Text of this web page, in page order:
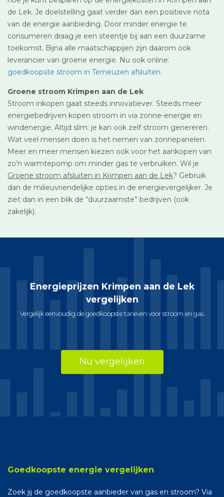
de Lek. Je doelstelling gaat verder dan een positieve nota
van de energie aanbieding. Door minder energie te
consumeren draag je een steentje bij aan een duurzame
toekomst. Bijna alle maatschappijen zijn daarom ook
leverancier van groene energie. Nu ook online:
goedkoopste stroom in Terneuzen afsluiten.
Groene stroom Krimpen aan de Lek
Stroom inkopen gaat steeds innovatiever. Steeds meer
energiebedrijven kopen stroom in via zonne-energie en
windenergie. Altijd slim: je kan ook zelf stroom genereren.
Wat veel mensen doen is het nemen van zonnepanelen.
Meer en meer mensen kiezen ook voor het aankopen van
zo’n warmtepomp om minder gas te verbruiken. Wil je
Groene stroom afsluiten in Krimpen aan de Lek? Gebruik
dan de milieuvriendelijke opties in de energievergelijker. Je
ziet dan in een blik de “duurzaamste” bedrijven (ook
zakelijk).
Energieprijzen Krimpen aan de Lek
vergelijken
Vergelijk eenvoudig de goedkoopste tarieven voor stroom en gas.
Nu vergelijken
Goedkoopste energie vergelijken
Zoek jij de goedkoopste aanbieder van gas en stroom? Via